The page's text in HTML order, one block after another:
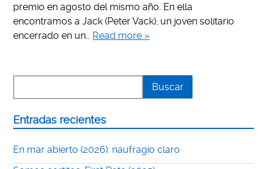
premio en agosto del mismo año. En ella
encontramos a Jack (Peter Vack), un joven solitario
encerrado en un… Read more »
Entradas recientes
En mar abierto (2026): naufragio claro